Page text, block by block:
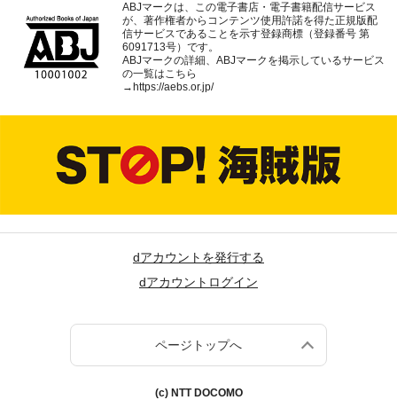
ABJマークは、この電子書店・電子書籍配信サービス
が、著作権者からコンテンツ使用許諾を得た正規版配
信サービスであることを示す登録商標（登録番号 第
6091713号）です。
ABJマークの詳細、ABJマークを掲示しているサービス
の一覧はこちら
→ https://aebs.or.jp/
dアカウントを発行する
dアカウントログイン
ページトップへ
(c) NTT DOCOMO